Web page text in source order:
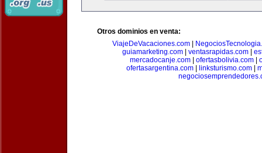
Otros dominios en venta:
ViajeDeVacaciones.com
guiamarketing.com| ventasrapidas.com|
mercadocanje.com
ofertasbolivia.com
ofertasargentina.com| linksturismo.com|